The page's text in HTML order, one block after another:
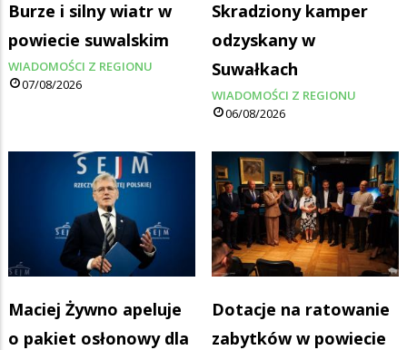
Burze i silny wiatr w
powiecie suwalskim
WIADOMOŚCI Z REGIONU
07/08/2026
Skradziony kamper
odzyskany w
Suwałkach
WIADOMOŚCI Z REGIONU
06/08/2026
Maciej Żywno apeluje
o pakiet osłonowy dla
Dotacje na ratowanie
zabytków w powiecie